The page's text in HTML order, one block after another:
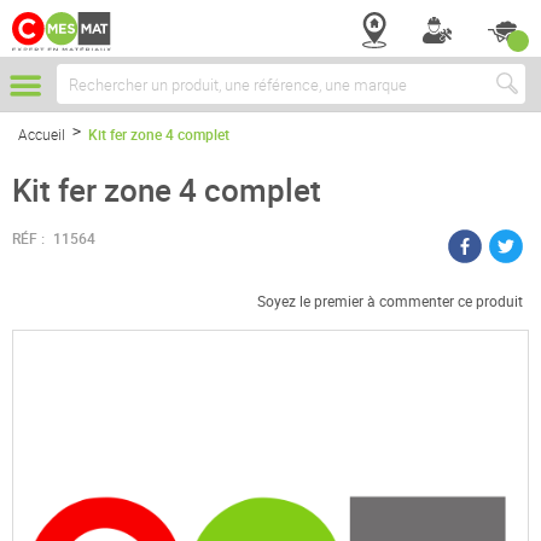
Chercher
Accueil Kit fer zone 4 complet
Kit fer zone 4 complet
RÉF : 11564
Soyez le premier à commenter ce produit
Passer